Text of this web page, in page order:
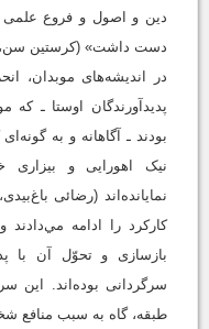
دین و اصول و فروع علمی
دست داشت» (کرستین سن، 1385، ص139).
در اندیشه‌های موبدان،
پدیدآورندگان اوستا ـ
بودند ـ آگاهانه و به
نیک اهورایی و بیزاری
کارکرد را ادامه
بازسازی و تحوّل آن با
سرگردانی بوده‌اند. این
طبقه، گاه به سبب منافع